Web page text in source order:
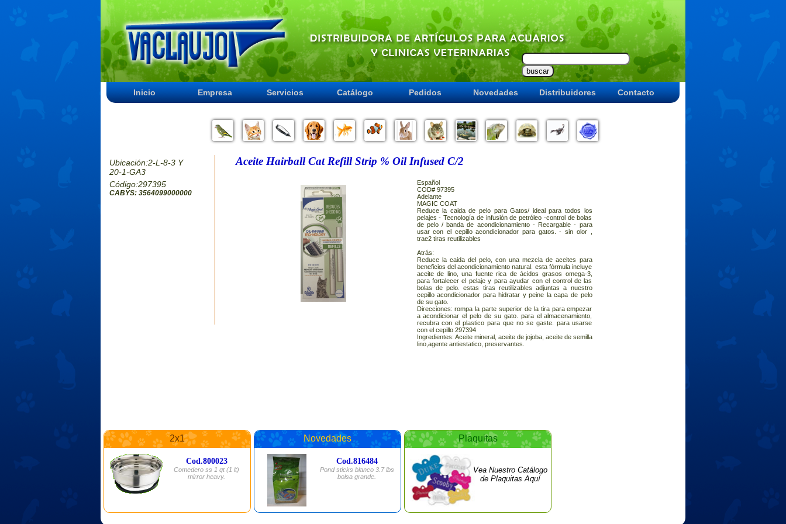
Inicio Empresa Servicios Catálogo Pedidos Novedades Distribuidores Contacto
Ubicación:2-L-8-3 Y
20-1-GA3
Código:297395
CABYS: 3564099000000
Aceite Hairball Cat Refill Strip % Oil Infused C/2
Español
COD# 97395
Adelante
MAGIC COAT
Reduce la caida de pelo para Gatos/ ideal para todos los
pelajes - Tecnología de infusión de petróleo -control de bolas
de pelo / banda de acondicionamiento - Recargable - para
usar con el cepillo acondicionador para gatos. - sin olor ,
trae2 tiras reutilizables
Atrás:
Reduce la caida del pelo, con una mezcla de aceites para
beneficios del acondicionamiento natural. esta fórmula incluye
aceite de lino, una fuente rica de ácidos grasos omega-3,
para fortalecer el pelaje y para ayudar con el control de las
bolas de pelo. estas tiras reutilizables adjuntas a nuestro
cepillo acondicionador para hidratar y peine la capa de pelo
de su gato.
Direcciones: rompa la parte superior de la tira para empezar
a acondicionar el pelo de su gato. para el almacenamiento,
recubra con el plastico para que no se gaste. para usarse
con el cepillo 297394
Ingredientes: Aceite mineral, aceite de jojoba, aceite de semilla
lino,agente antiestatico, preservantes.
oil, a rich source of omega-3 fatty acids, to strengthen the
coal and to help with hairball control. These reusable strips
attach to our conditioning brush to moisturize and groom your
cat´s coat.
Directios:
Tear top of pouch open to remove conditioning strip for use.
for storage, either place protective cover over strip in brush
or place strip back in pouch, sliding finger along resealable
band to keep strip saturated.
Ingredients: Mineral oil, jojoba oil, flax seed oil, preservatives.
2x1
Cod.800023
Comedero ss 1 qt (1 lt)
mirror heavy.
Novedades
Cod.816484
Pond sticks blanco 3.7 lbs
bolsa grande.
Plaquitas
Vea Nuestro Catálogo
de Plaquitas Aquí